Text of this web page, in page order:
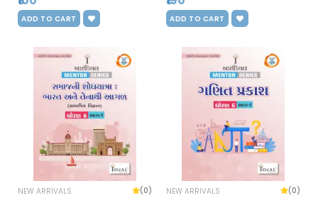
ADD TO CART ADD TO CART
NEW ARRIVALS (0) NEW ARRIVALS (0)